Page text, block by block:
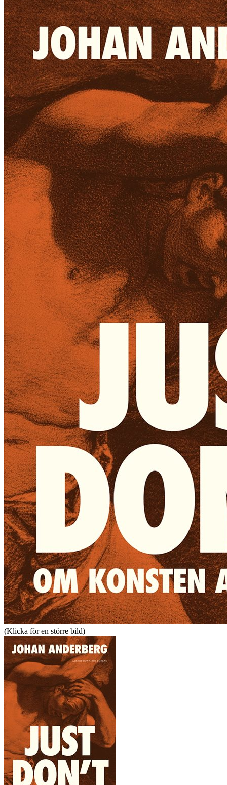
(Klicka för en större bild)